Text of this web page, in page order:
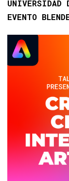
UNIVERSIDAD
EVENTO